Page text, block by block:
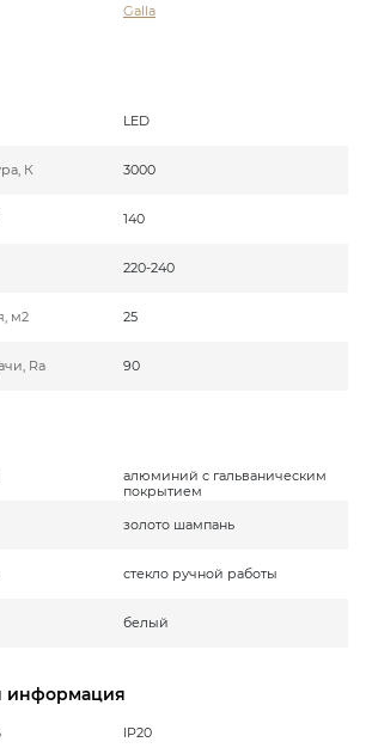
Galla
LED
К 3000
140
220-240
м2 25
Ra 90
алюминий с гальваническим
покрытием
золото шампань
стекло ручной работы
белый
информация
IP20